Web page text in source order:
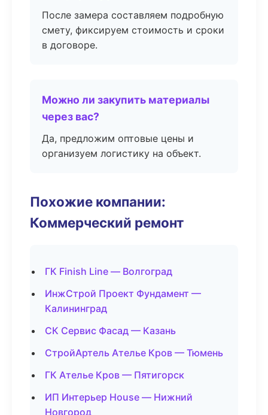
После замера составляем подробную
смету, фиксируем стоимость и сроки
в договоре.
Можно ли закупить материалы
через вас?
Да, предложим оптовые цены и
организуем логистику на объект.
Похожие компании:
Коммерческий ремонт
ГК Finish Line — Волгоград
ИнжСтрой Проект Фундамент —
Калининград
СК Сервис Фасад — Казань
СтройАртель Ателье Кров — Тюмень
ГК Ателье Кров — Пятигорск
ИП Интерьер House — Нижний
Новгород